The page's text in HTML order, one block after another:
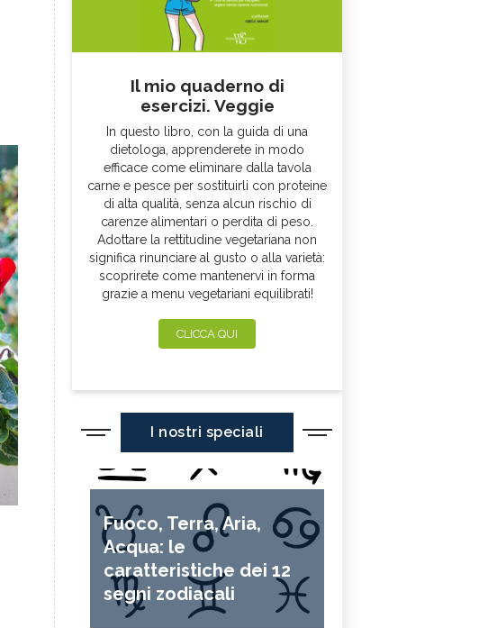
Il mio quaderno di
esercizi. Veggie
In questo libro, con la guida di una
dietologa, apprenderete in modo
efficace come eliminare dalla tavola
carne e pesce per sostituirli con proteine
di alta qualità, senza alcun rischio di
carenze alimentari o perdita di peso.
Adottare la rettitudine vegetariana non
significa rinunciare al gusto o alla varietà:
scoprirete come mantenervi in forma
grazie a menu vegetariani equilibrati!
CLICCA QUI
I nostri speciali
Fuoco, Terra, Aria,
Acqua: le
caratteristiche dei 12
segni zodiacali